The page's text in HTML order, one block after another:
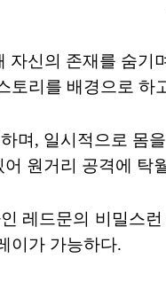
자신의 존재를 숨
토리를 배경으로 하
며, 일시적으로 몸
어 원거리 공격에 탁
레드문의 비밀스
이가 가능하다.